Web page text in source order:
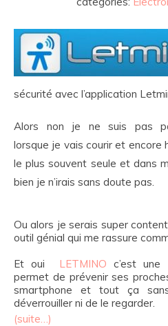
sécurité avec l’application
Alors non je ne suis pas
lorsque je vais courir et encore
le plus souvent seule et dans
bien je n’irais sans doute pas.
Ou alors je serais super
outil génial qui me rassure
Et oui LETMINO c’est une
permet de prévenir ses
smartphone et tout ça
déverrouiller ni de le regarder.
(suite…)